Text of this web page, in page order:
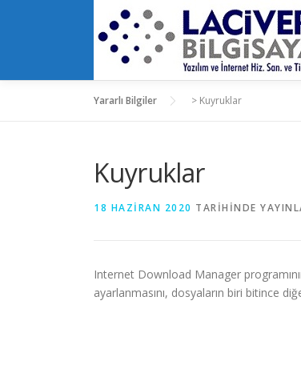
Yararlı Bilgiler > Kuyruklar
Kuyruklar
18 HAZIRAN 2020 TARIHINDE
Internet Download Manager
ayarlanmasını, dosyaların biri bitince